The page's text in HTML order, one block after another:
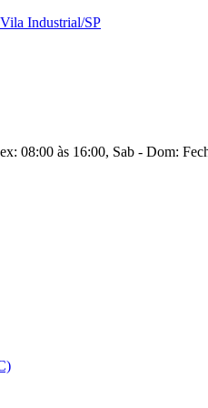
Industrial/SP
08:00 às 16:00, Sab - Dom: